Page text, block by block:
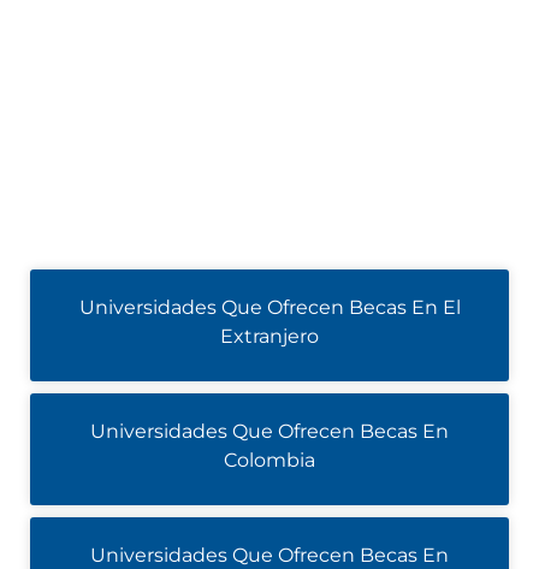
Universidades Que Ofrecen Becas En El
Extranjero
Universidades Que Ofrecen Becas En
Colombia
Universidades Que Ofrecen Becas En